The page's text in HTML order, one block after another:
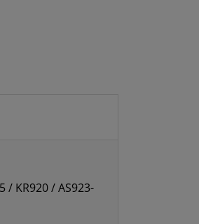
/ KR920 / AS923-